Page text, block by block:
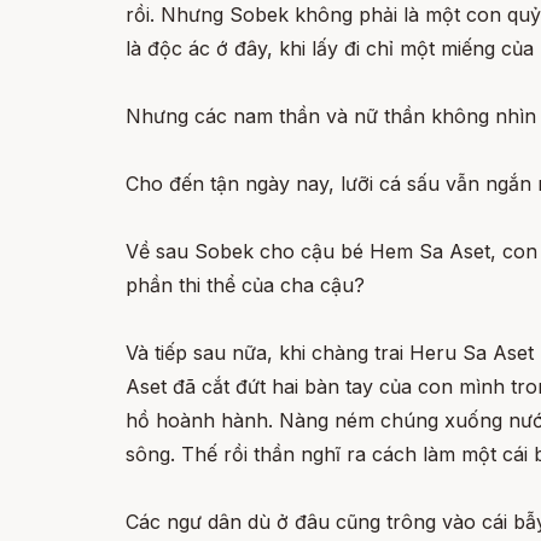
rồi. Nhưng Sobek không phải là một con
là độc ác ớ đây, khi lấy đi chỉ một miếng
Nhưng các nam thần và nữ thần không
Cho đến tận ngày nay, lưỡi cá sấu vẫn
Về sau Sobek cho cậu bé Hem Sa Aset,
phần thi thể của cha cậu?
Và tiếp sau nữa, khi chàng trai Heru Sa
Aset đã cắt đứt hai bàn tay của con mình
hồ hoành hành. Nàng ném chúng xuống
sông. Thế rồi thần nghĩ ra cách làm một cái
Các ngư dân dù ở đâu cũng trông vào cái